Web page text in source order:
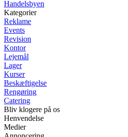
Handelsbyen
Kategorier
Reklame
Events
Revision
Kontor
Lejemål
Lager
Kurser
Beskæftigelse
Rengøring
Catering
Bliv klogere på os
Henvendelse
Medier